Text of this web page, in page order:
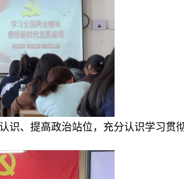
识、提高政治站位，充分认识学习贯